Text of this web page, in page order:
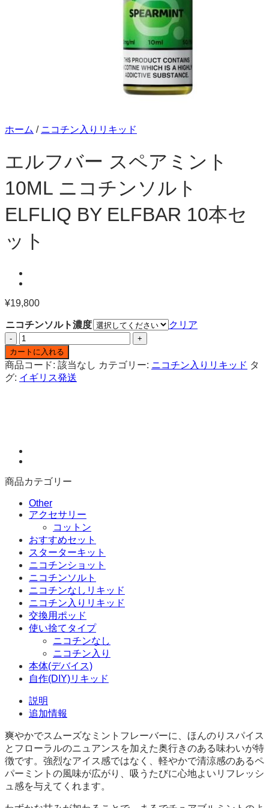
ホーム / ニコチン入りリキッド
エルフバー スペアミント
10ML ニコチンソルト
ELFLIQ BY ELFBAR 10本セ
ット
¥19,800
ニコチンソルト濃度
クリア
エ
ル
フ
バ
ン
ト
10ML
ニ
チ
ソ
ル
ト
ELFLIQ
BY
ELFBAR
10
本
セ
個
カートに入れる
商品コード: 該当なし カテゴリー: ニコチン入りリキッド タ
グ: イギリス発送
商品カテゴリー
Other
アクセサリー
コットン
おすすめセット
スターターキット
ニコチンショット
ニコチンソルト
ニコチンなしリキッド
ニコチン入りリキッド
交換用ポッド
使い捨てタイプ
ニコチンなし
ニコチン入り
本体(デバイス)
自作(DIY)リキッド
説明
追加情報
爽やかでスムーズなミントフレーバーに、ほんのりスパイス
とフローラルのニュアンスを加えた奥行きのある味わいが特
徴です。強烈なアイス感ではなく、軽やかで清涼感のあるペ
パーミントの風味が広がり、吸うたびに心地よいリフレッシ
ュ感を与えてくれます。